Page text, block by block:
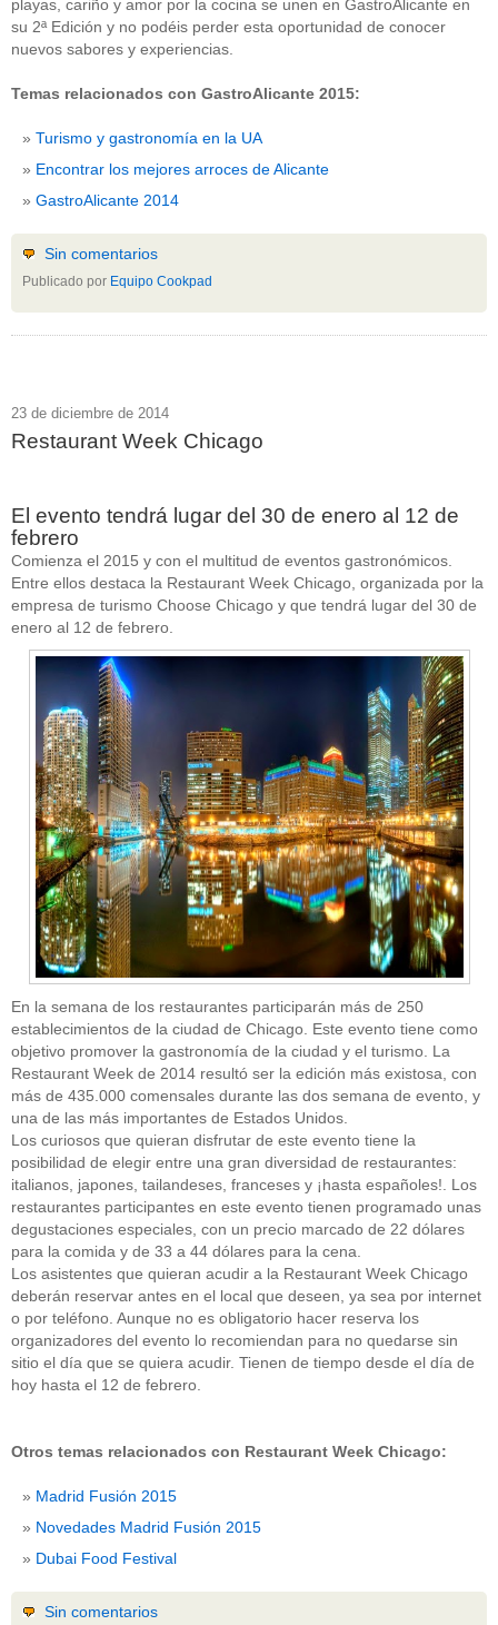
playas, cariño y amor por la cocina se unen en GastroAlicante en
su 2ª Edición y no podéis perder esta oportunidad de conocer
nuevos sabores y experiencias.
Temas relacionados con GastroAlicante 2015:
Turismo y gastronomía en la UA
Encontrar los mejores arroces de Alicante
GastroAlicante 2014
Sin comentarios
Publicado por Equipo Cookpad
23 de diciembre de 2014
Restaurant Week Chicago
El evento tendrá lugar del 30 de enero al 12 de
febrero
Comienza el 2015 y con el multitud de eventos gastronómicos.
Entre ellos destaca la Restaurant Week Chicago, organizada por la
empresa de turismo Choose Chicago y que tendrá lugar del 30 de
enero al 12 de febrero.
En la semana de los restaurantes participarán más de 250
establecimientos de la ciudad de Chicago. Este evento tiene como
objetivo promover la gastronomía de la ciudad y el turismo. La
Restaurant Week de 2014 resultó ser la edición más existosa, con
más de 435.000 comensales durante las dos semana de evento, y
una de las más importantes de Estados Unidos.
Los curiosos que quieran disfrutar de este evento tiene la
posibilidad de elegir entre una gran diversidad de restaurantes:
italianos, japones, tailandeses, franceses y ¡hasta españoles!. Los
restaurantes participantes en este evento tienen programado unas
degustaciones especiales, con un precio marcado de 22 dólares
para la comida y de 33 a 44 dólares para la cena.
Los asistentes que quieran acudir a la Restaurant Week Chicago
deberán reservar antes en el local que deseen, ya sea por internet
o por teléfono. Aunque no es obligatorio hacer reserva los
organizadores del evento lo recomiendan para no quedarse sin
sitio el día que se quiera acudir. Tienen de tiempo desde el día de
hoy hasta el 12 de febrero.
Otros temas relacionados con Restaurant Week Chicago:
Madrid Fusión 2015
Novedades Madrid Fusión 2015
Dubai Food Festival
Sin comentarios